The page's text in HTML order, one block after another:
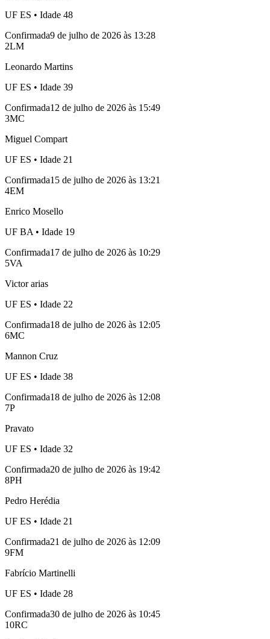
UF ES • Idade 48
Confirmada9 de julho de 2026 às 13:28
2LM
Leonardo Martins
UF ES • Idade 39
Confirmada12 de julho de 2026 às 15:49
3MC
Miguel Compart
UF ES • Idade 21
Confirmada15 de julho de 2026 às 13:21
4EM
Enrico Mosello
UF BA • Idade 19
Confirmada17 de julho de 2026 às 10:29
5VA
Victor arias
UF ES • Idade 22
Confirmada18 de julho de 2026 às 12:05
6MC
Mannon Cruz
UF ES • Idade 38
Confirmada18 de julho de 2026 às 12:08
7P
Pravato
UF ES • Idade 32
Confirmada20 de julho de 2026 às 19:42
8PH
Pedro Herédia
UF ES • Idade 21
Confirmada21 de julho de 2026 às 12:09
9FM
Fabrício Martinelli
UF ES • Idade 28
Confirmada30 de julho de 2026 às 10:45
10RC